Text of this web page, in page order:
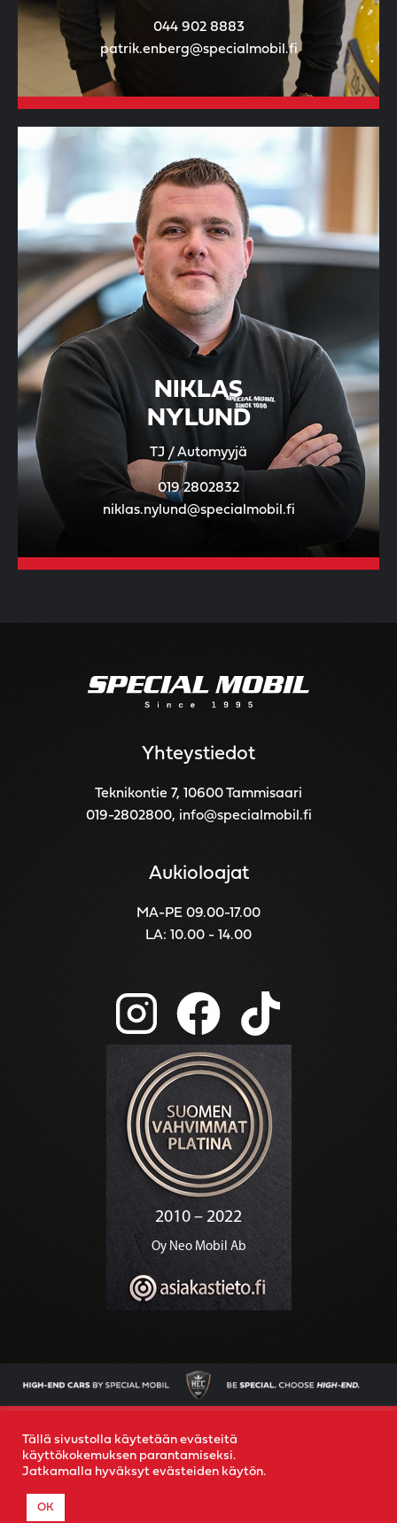
044 902 8883
patrik.enberg@specialmobil.fi
NIKLAS
NYLUND
TJ / Automyyjä
019 2802832
niklas.nylund@specialmobil.fi
Yhteystiedot
Teknikontie 7, 10600 Tammisaari
019-2802800, info@specialmobil.fi
Aukioloajat
MA-PE 09.00-17.00
LA: 10.00 - 14.00
AJONEUVOT OSTAMME AUTOSI
© 2022
Tällä sivustolla käytetään evästeitä
käyttökokemuksen parantamiseksi.
Jatkamalla hyväksyt evästeiden käytön.
OK